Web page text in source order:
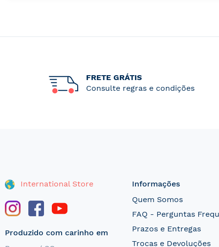
FRETE GRÁTIS
Consulte regras e condições
International Store
Produzido com carinho em
Informações
Quem Somos
FAQ - Perguntas
Prazos e Entregas
Trocas e Devoluções